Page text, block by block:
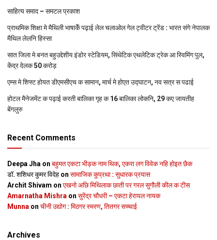
साहित्य समाद – समटल प्रकाश
प्राथमिक शि‍क्षा मे मैथि‍ली भाषाकेँ पढ़ाई लेल चलाओल गेल ट्वीटर ट्रेंड : भारत संगे नेपालक
मैथिल लेलनि हिस्सा
सात जिला मे बनत बहुउद्देशीय इंडोर स्‍टेडि‍यम, सिंथेटिक एथलेटिक ट्रेक आ स्विमिंग पुल,
केंद्र देलक 50 करोड़
एम्स मे शिफ्ट होयत डीएमसीएच क सामान, मार्च मे होएत उद्घाटन, नव सत्र स पढाई
होटल मैनेजमेंट क पढ़ाई करती बालिका गृह क 16 बालिका लोकनि, 29 कए जायतीह
बेंगलुरु
Recent Comments
Deepa Jha on बहुमत एकटा भीड़क नाम थिक, एकरा लग विवेक नहि होइत छैक
डॉ. शशिधर कुमर विदेह on सामाजिक कुप्रथा : सुधारक प्रयास
Archit Shivam on एखनो अछि मिथिलाक छाती पर गरल सुगौली कील क टीस
Amarnatha Mishra on सुरेंद्र चौधरी – एकटा हेरायल नायक
Munna on चीनी उद्योग : मिठगर स्‍मरण, तितगर सच्‍चाई
Archives